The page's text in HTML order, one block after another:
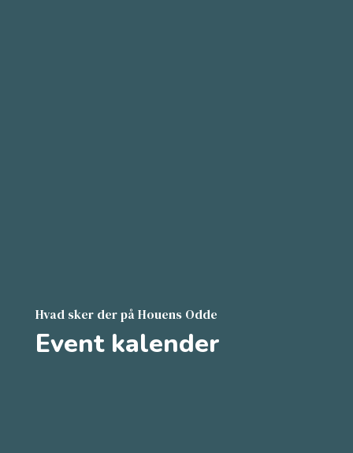
Hvad sker der på Houens Odde
Event kalender